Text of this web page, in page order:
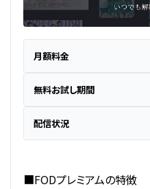
月額料金
無料お試し期間
配信状況
■FODプレミアムの特徴